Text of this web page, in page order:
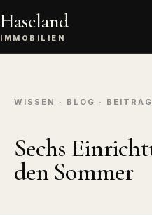
Haseland
IMMOBILIEN
WISSEN · BLOG ·
Sechs
den Sommer